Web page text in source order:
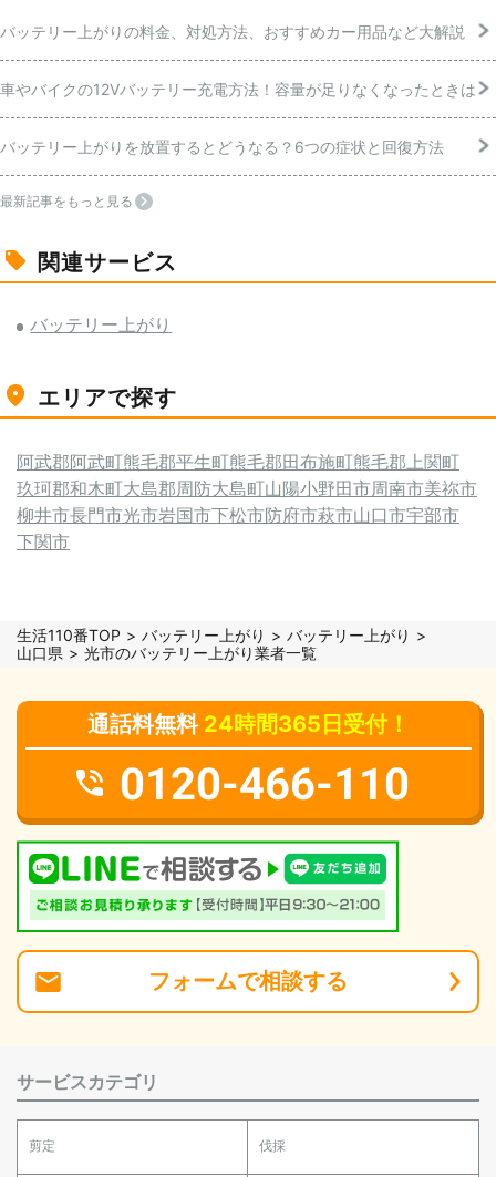
バッテリー上がりの料金、対処方法、おすすめカー用品など大解説
車やバイクの12Vバッテリー充電方法！容量が足りなくなったときは
バッテリー上がりを放置するとどうなる？6つの症状と回復方法
最新記事をもっと見る
関連サービス
バッテリー上がり
エリアで探す
阿武郡阿武町熊毛郡平生町熊毛郡田布施町熊毛郡上関町
玖珂郡和木町大島郡周防大島町山陽小野田市周南市美祢市
柳井市長門市光市岩国市下松市防府市萩市山口市宇部市
下関市
生活110番TOP バッテリー上がり
バッテリー上がり
山口県
光市のバッテリー上がり業者一覧
通話料無料 24時間365日受付！
0120-466-110
フォームで相談する
サービスカテゴリ
剪定 伐採